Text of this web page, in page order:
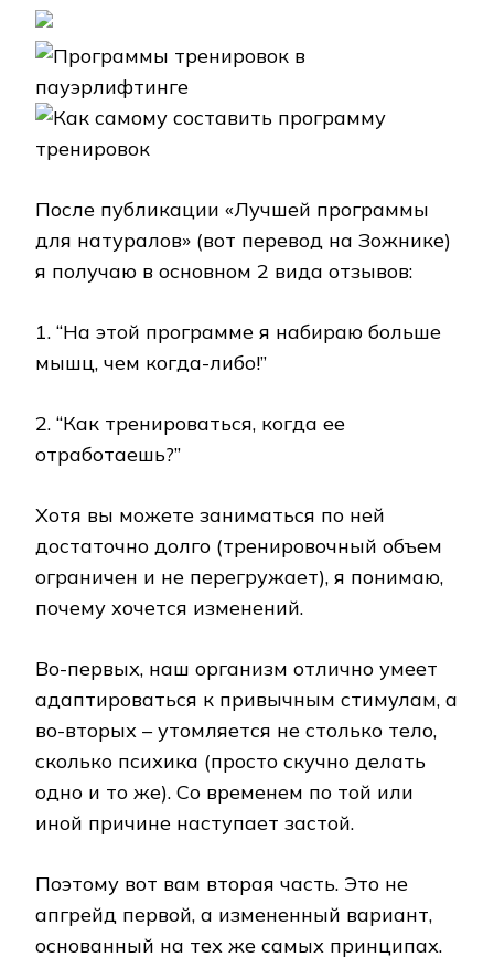
После публикации «Лучшей программы
для натуралов» (вот перевод на Зожнике)
я получаю в основном 2 вида отзывов:
1. “На этой программе я набираю больше
мышц, чем когда-либо!”
2. “Как тренироваться, когда ее
отработаешь?”
Хотя вы можете заниматься по ней
достаточно долго (тренировочный объем
ограничен и не перегружает), я понимаю,
почему хочется изменений.
Во-первых, наш организм отлично умеет
адаптироваться к привычным стимулам, а
во-вторых – утомляется не столько тело,
сколько психика (просто скучно делать
одно и то же). Со временем по той или
иной причине наступает застой.
Поэтому вот вам вторая часть. Это не
апгрейд первой, а измененный вариант,
основанный на тех же самых принципах.